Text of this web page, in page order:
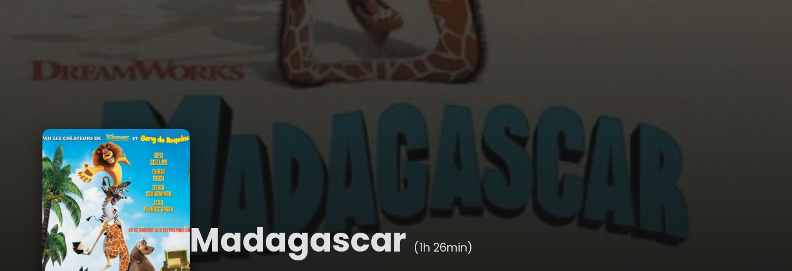
Madagascar (1h 26min)